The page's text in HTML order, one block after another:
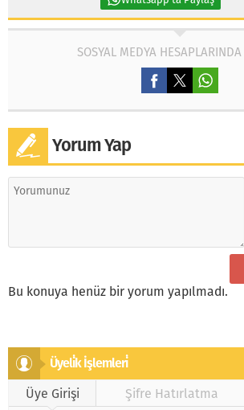
SOSYAL MEDYA HESAPLARINDA
Yorum Yap
Bu konuya henüz bir yorum yapılmadı.
Üyeli̇k İşlemleri̇
Üye Girişi
Şifre Hatırlatma